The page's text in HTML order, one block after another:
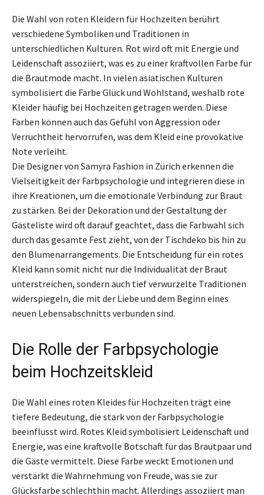
Die Wahl von roten Kleidern für Hochzeiten berührt
verschiedene Symboliken und Traditionen in
unterschiedlichen Kulturen. Rot wird oft mit Energie und
Leidenschaft assoziiert, was es zu einer kraftvollen Farbe für
die Brautmode macht. In vielen asiatischen Kulturen
symbolisiert die Farbe Glück und Wohlstand, weshalb rote
Kleider häufig bei Hochzeiten getragen werden. Diese
Farben können auch das Gefühl von Aggression oder
Verruchtheit hervorrufen, was dem Kleid eine provokative
Note verleiht.
Die Designer von Samyra Fashion in Zürich erkennen die
Vielseitigkeit der Farbpsychologie und integrieren diese in
ihre Kreationen, um die emotionale Verbindung zur Braut
zu stärken. Bei der Dekoration und der Gestaltung der
Gästeliste wird oft darauf geachtet, dass die Farbwahl sich
durch das gesamte Fest zieht, von der Tischdeko bis hin zu
den Blumenarrangements. Die Entscheidung für ein rotes
Kleid kann somit nicht nur die Individualität der Braut
unterstreichen, sondern auch tief verwurzelte Traditionen
widerspiegeln, die mit der Liebe und dem Beginn eines
neuen Lebensabschnitts verbunden sind.
Die Rolle der Farbpsychologie
beim Hochzeitskleid
Die Wahl eines roten Kleides für Hochzeiten trägt eine
tiefere Bedeutung, die stark von der Farbpsychologie
beeinflusst wird. Rotes Kleid symbolisiert Leidenschaft und
Energie, was eine kraftvolle Botschaft für das Brautpaar und
die Gäste vermittelt. Diese Farbe weckt Emotionen und
verstärkt die Wahrnehmung von Freude, was sie zur
Glücksfarbe schlechthin macht. Allerdings assoziiert man